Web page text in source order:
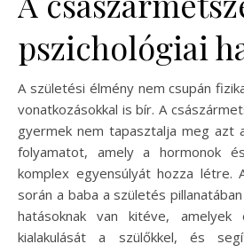
pszichológiai
A születési élmény nem csupán
vonatkozásokkal is bír. A
gyermek nem tapasztalja meg azt
folyamatot, amely a hormonok
komplex egyensúlyát hozza létre.
során a baba a születés
hatásoknak van kitéve,
kialakulását a szülőkkel, és